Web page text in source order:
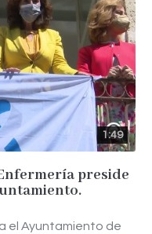
1:49
preside
el Ayuntamiento de